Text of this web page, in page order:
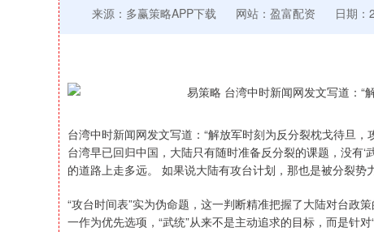
来源：多赢策略APP下载 网站：盈富配资 日期
台湾中时新闻网发文写道：“解放军时刻为反分裂枕戈待旦，
台湾早已回归中国，大陆只有随时准备反分裂的课题，没有
的道路上走多远。 如果说大陆有攻台计划，那也是被分裂势
“攻台时间表”实为伪命题，这一判断精准把握了大陆对台政
一作为优先选项，“武统”从来不是主动追求的目标，而是针